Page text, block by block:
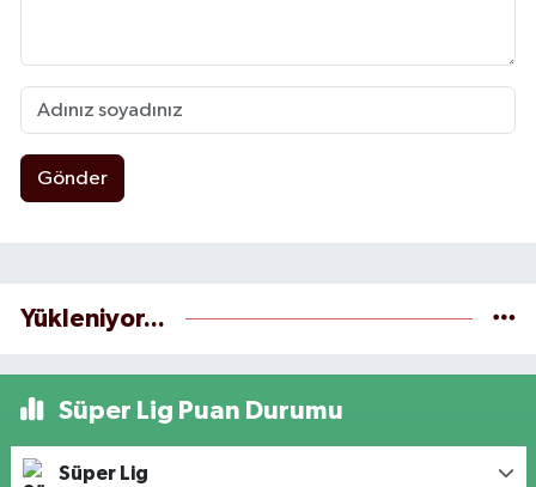
Gönder
Yükleniyor...
Süper Lig Puan Durumu
Süper Lig